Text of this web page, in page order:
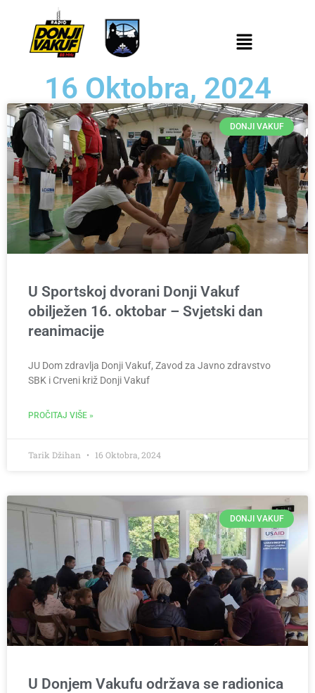
16 Oktobra, 2024
DONJI VAKUF
U Sportskoj dvorani Donji Vakuf
obilježen 16. oktobar – Svjetski dan
reanimacije
JU Dom zdravlja Donji Vakuf, Zavod za Javno zdravstvo
SBK i Crveni križ Donji Vakuf
PROČITAJ VIŠE »
Tarik Džihan 16 Oktobra, 2024
DONJI VAKUF
U Donjem Vakufu održava se radionica